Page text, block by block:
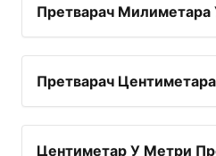
Претварач Милиметара
Претварач
Центиметар У Метри